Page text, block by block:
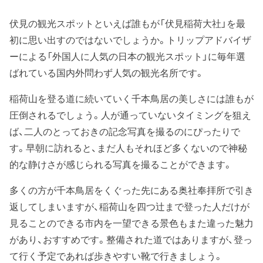
伏見の観光スポットといえば誰もが「伏見稲荷大社」を最
初に思い出すのではないでしょうか。トリップアドバイザ
ーによる「外国人に人気の日本の観光スポット」に毎年選
ばれている国内外問わず人気の観光名所です。
稲荷山を登る道に続いていく千本鳥居の美しさには誰もが
圧倒されるでしょう。人が通っていないタイミングを狙え
ば、二人のとっておきの記念写真を撮るのにぴったりで
す。早朝に訪れると、まだ人もそれほど多くないので神秘
的な静けさが感じられる写真を撮ることができます。
多くの方が千本鳥居をくぐった先にある奥社奉拝所で引き
返してしまいますが、稲荷山を四つ辻まで登った人だけが
見ることのできる市内を一望できる景色もまた違った魅力
があり、おすすめです。整備された道ではありますが、登っ
て行く予定であれば歩きやすい靴で行きましょう。